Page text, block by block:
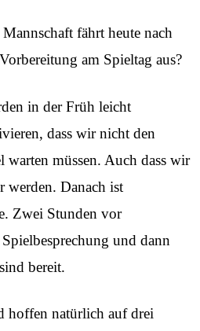
fährt heute nach
am Spieltag aus?
in der Früh leicht
dass wir nicht den
warten müssen. Auch dass wir
werden. Danach ist
Zwei Stunden vor
und dann
bereit.
hoffen natürlich auf drei